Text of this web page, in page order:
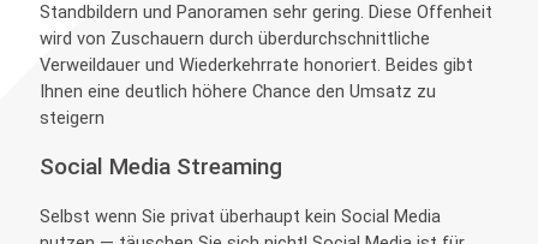
Standbildern und Panoramen sehr gering. Diese Offenheit
wird von Zuschauern durch überdurchschnittliche
Verweildauer und Wiederkehrrate honoriert. Beides gibt
Ihnen eine deutlich höhere Chance den Umsatz zu
steigern
Social Media Streaming
Selbst wenn Sie privat überhaupt kein Social Media